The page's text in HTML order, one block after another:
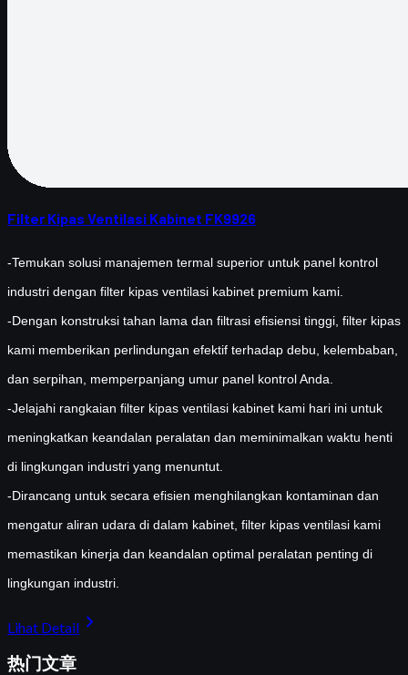
Filter Kipas Ventilasi Kabinet FK9926
-Temukan solusi manajemen termal superior untuk panel kontrol
industri dengan filter kipas ventilasi kabinet premium kami.
-Dengan konstruksi tahan lama dan filtrasi efisiensi tinggi, filter kipas
kami memberikan perlindungan efektif terhadap debu, kelembaban,
dan serpihan, memperpanjang umur panel kontrol Anda.
-Jelajahi rangkaian filter kipas ventilasi kabinet kami hari ini untuk
meningkatkan keandalan peralatan dan meminimalkan waktu henti
di lingkungan industri yang menuntut.
-Dirancang untuk secara efisien menghilangkan kontaminan dan
mengatur aliran udara di dalam kabinet, filter kipas ventilasi kami
memastikan kinerja dan keandalan optimal peralatan penting di
lingkungan industri.
Lihat Detail chevron_right
热门文章